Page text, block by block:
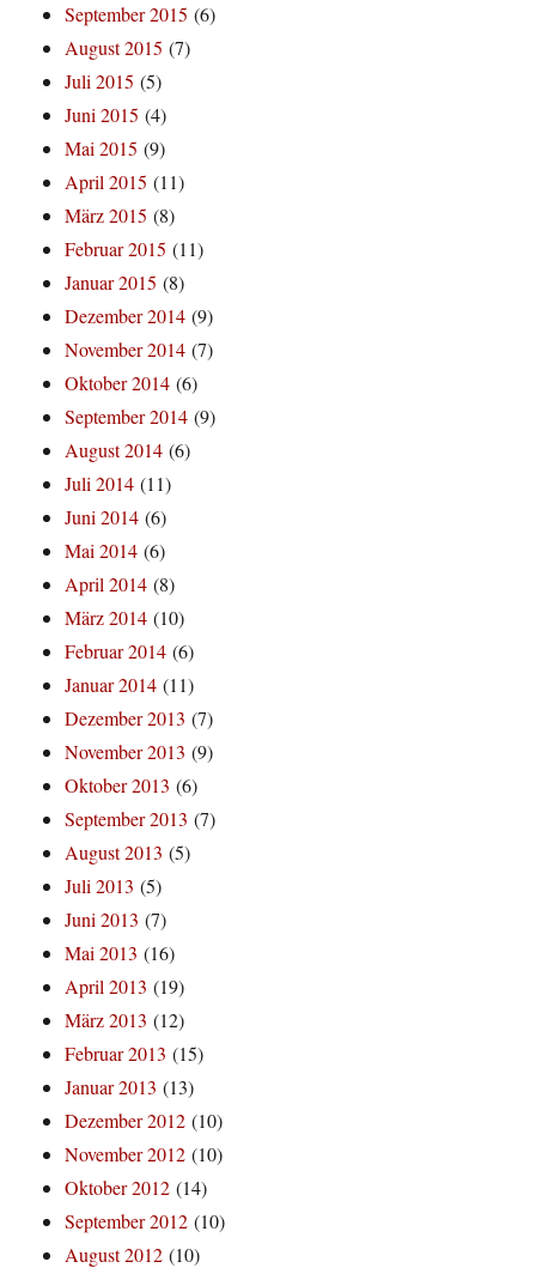
September 2015 (6)
August 2015 (7)
Juli 2015 (5)
Juni 2015 (4)
Mai 2015 (9)
April 2015 (11)
März 2015 (8)
Februar 2015 (11)
Januar 2015 (8)
Dezember 2014 (9)
November 2014 (7)
Oktober 2014 (6)
September 2014 (9)
August 2014 (6)
Juli 2014 (11)
Juni 2014 (6)
Mai 2014 (6)
April 2014 (8)
März 2014 (10)
Februar 2014 (6)
Januar 2014 (11)
Dezember 2013 (7)
November 2013 (9)
Oktober 2013 (6)
September 2013 (7)
August 2013 (5)
Juli 2013 (5)
Juni 2013 (7)
Mai 2013 (16)
April 2013 (19)
März 2013 (12)
Februar 2013 (15)
Januar 2013 (13)
Dezember 2012 (10)
November 2012 (10)
Oktober 2012 (14)
September 2012 (10)
August 2012 (10)